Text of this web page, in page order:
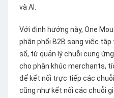
và AI.
Với định hướng này, One
phân phối B2B sang việc
số, từ quản lý chuỗi cung
cho phân khúc merchants,
để kết nối trực tiếp các
cũng như kết nối các chuỗi